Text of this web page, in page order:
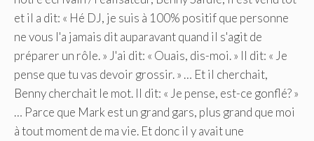
et il a dit: « Hé DJ, je suis à 100% positif que personne
ne vous l'a jamais dit auparavant quand il s'agit de
préparer un rôle. » J'ai dit: « Ouais, dis-moi. » Il dit: « Je
pense que tu vas devoir grossir. » … Et il cherchait,
Benny cherchait le mot. Il dit: « Je pense, est-ce gonflé? »
… Parce que Mark est un grand gars, plus grand que moi
à tout moment de ma vie. Et donc il y avait une